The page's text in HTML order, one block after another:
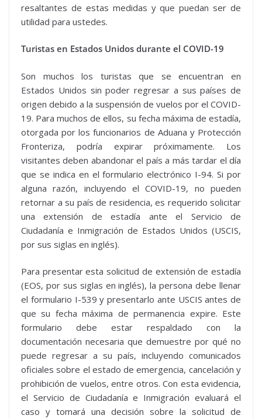
resaltantes de estas medidas y que puedan ser de
utilidad para ustedes.
Turistas en Estados Unidos durante el COVID-19
Son muchos los turistas que se encuentran en
Estados Unidos sin poder regresar a sus países de
origen debido a la suspensión de vuelos por el COVID-
19. Para muchos de ellos, su fecha máxima de estadía,
otorgada por los funcionarios de Aduana y Protección
Fronteriza, podría expirar próximamente. Los
visitantes deben abandonar el país a más tardar el día
que se indica en el formulario electrónico I-94. Si por
alguna razón, incluyendo el COVID-19, no pueden
retornar a su país de residencia, es requerido solicitar
una extensión de estadía ante el Servicio de
Ciudadanía e Inmigración de Estados Unidos (USCIS,
por sus siglas en inglés).
Para presentar esta solicitud de extensión de estadía
(EOS, por sus siglas en inglés), la persona debe llenar
el formulario I-539 y presentarlo ante USCIS antes de
que su fecha máxima de permanencia expire. Este
formulario debe estar respaldado con la
documentación necesaria que demuestre por qué no
puede regresar a su país, incluyendo comunicados
oficiales sobre el estado de emergencia, cancelación y
prohibición de vuelos, entre otros. Con esta evidencia,
el Servicio de Ciudadanía e Inmigración evaluará el
caso y tomará una decisión sobre la solicitud de